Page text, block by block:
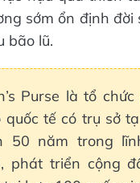
sớm ổn định đời
bão lũ.
Purse là tổ
quốc tế có trụ sở
50 năm trong
phát triển cộng